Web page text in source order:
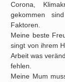
Corona,
gekommen
Faktoren.
Meine beste
singt von ihrem
Arbeit was
fehlen.
Meine Mum